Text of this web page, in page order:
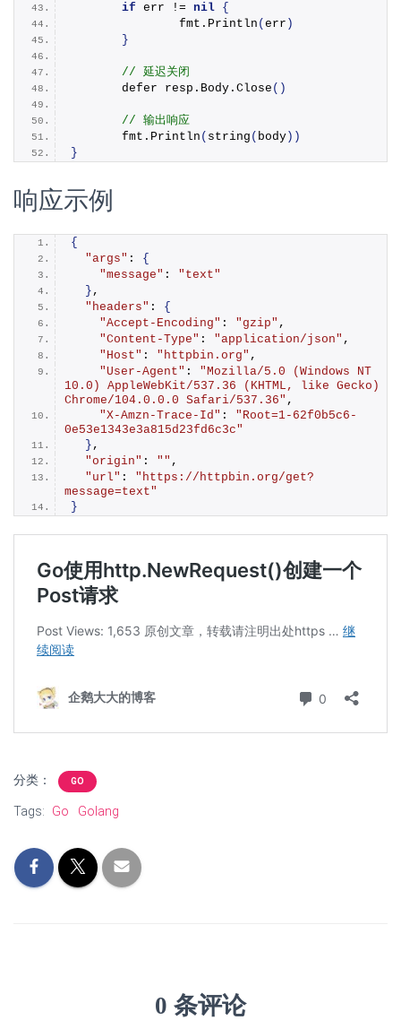
if err != nil {
		fmt.
Println ( err )
}
// 延迟关闭
	defer resp.
Body . Close ()
// 输出响应
	fmt.
Println ( string ( body ))
}
响应示例
{
"args" : {
"message" : "text"
} ,
"headers" : {
"Accept-Encoding" : "gzip" ,
"Content-Type" : "application/json" ,
"Host" : "httpbin.org" ,
"User-Agent" : "Mozilla/5.0 (Windows NT
10.0) AppleWebKit/537.36 (KHTML, like Gecko)
Chrome/104.0.0.0 Safari/537.36" ,
"X-Amzn-Trace-Id" : "Root=1-62f0b5c6-
0e53e1343e3a815d23fd6c3c"
} ,
"origin" : "" ,
"url" : "https://httpbin.org/get?
message=text"
}
分类： GO
Tags: Go Golang
0 条评论